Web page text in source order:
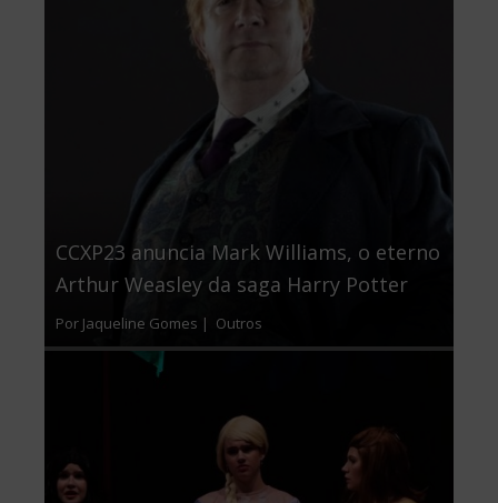
CCXP23 anuncia Mark Williams, o eterno
Arthur Weasley da saga Harry Potter
Por Jaqueline Gomes | Outros